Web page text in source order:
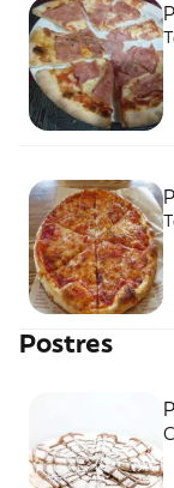
Postres